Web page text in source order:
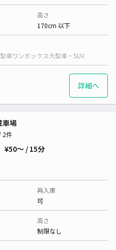
高さ
170cm 以下
車ワンボックス大型車・SUV
詳細へ
車場
件
¥50〜 / 15分
再入庫
可
高さ
制限なし